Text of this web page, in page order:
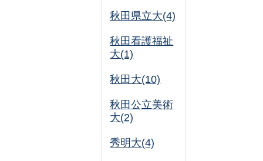
秋田県立大(4)
秋田看護福祉
大(1)
秋田大(10)
秋田公立美術
大(2)
秀明大(4)